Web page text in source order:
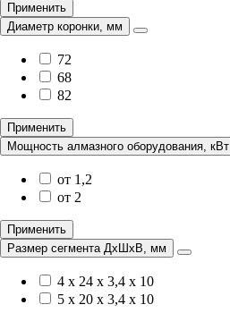
Применить
Диаметр коронки, мм
72
68
82
Применить
Мощность алмазного оборудования, кВт
от 1,2
от 2
Применить
Размер сегмента ДхШхВ, мм
4 х 24 х 3,4 х 10
5 х 20 х 3,4 х 10